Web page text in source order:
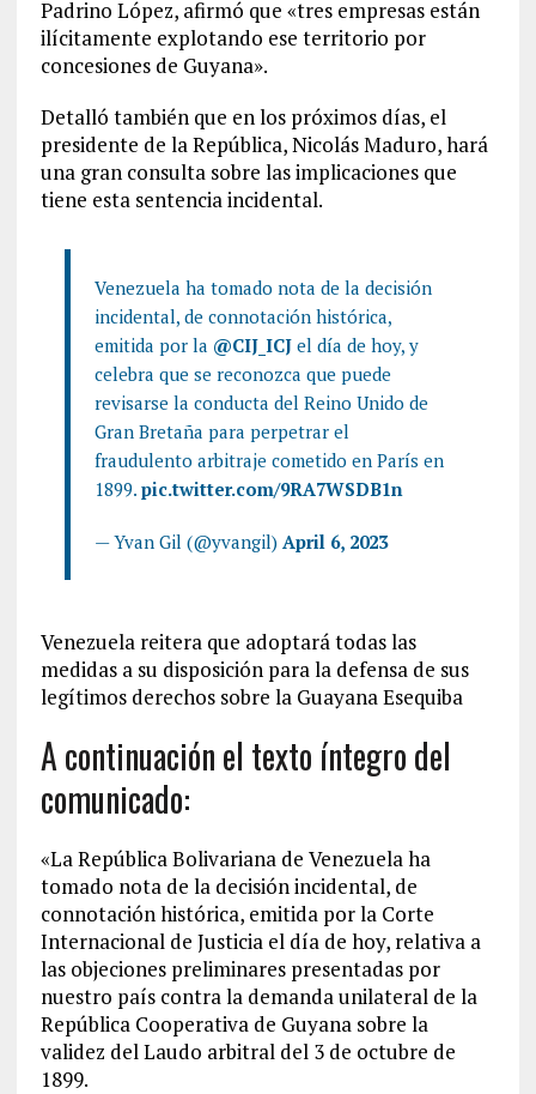
Padrino López, afirmó que «tres empresas están
ilícitamente explotando ese territorio por
concesiones de Guyana».
Detalló también que en los próximos días, el
presidente de la República, Nicolás Maduro, hará
una gran consulta sobre las implicaciones que
tiene esta sentencia incidental.
Venezuela ha tomado nota de la decisión
incidental, de connotación histórica,
emitida por la @CIJ_ICJel día de hoy, y
celebra que se reconozca que puede
revisarse la conducta del Reino Unido de
Gran Bretaña para perpetrar el
fraudulento arbitraje cometido en París en
1899. pic.twitter.com/9RA7WSDB1n
— Yvan Gil (@yvangil) April 6, 2023
Venezuela reitera que adoptará todas las
medidas a su disposición para la defensa de sus
legítimos derechos sobre la Guayana Esequiba
A continuación el texto íntegro del
comunicado:
«La República Bolivariana de Venezuela ha
tomado nota de la decisión incidental, de
connotación histórica, emitida por la Corte
Internacional de Justicia el día de hoy, relativa a
las objeciones preliminares presentadas por
nuestro país contra la demanda unilateral de la
República Cooperativa de Guyana sobre la
validez del Laudo arbitral del 3 de octubre de
1899.